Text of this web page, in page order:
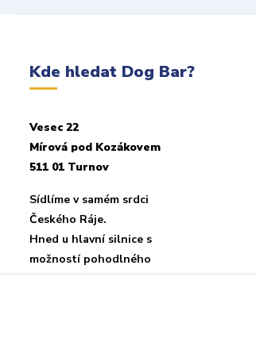
Kde hledat Dog Bar?
Vesec 22
Mírová pod Kozákovem
511 01 Turnov
Sídlíme v samém srdci
Českého Ráje.
Hned u hlavní silnice s
možností pohodlného
parkování u objektu.